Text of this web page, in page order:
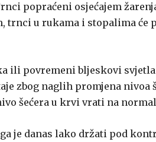
popraćeni osjećajem
trnci u rukama i stopalima će
ili povremeni bljeskovi
zbog naglih promjena nivoa
šećera u krvi vrati na
je danas lako držati pod